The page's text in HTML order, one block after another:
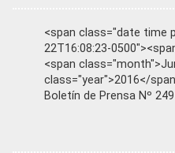
<span class="date time
22T16:08:23-
<span
class="year">2016</
Boletín de Prensa Nº 249